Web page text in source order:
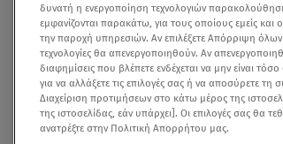
δυνατή η ενεργοποίηση τεχνολογιών
εμφανίζονται παρακάτω, για τους οποίους εμείς
την παροχή υπηρεσιών. Αν επιλέξετε Απόρριψη
τεχνολογίες θα απενεργοποιηθούν. Αν
διαφημίσεις που βλέπετε ενδέχεται να μην είναι
για να αλλάξετε τις επιλογές σας ή να αποσύρετε
Διαχείριση προτιμήσεων στο κάτω μέρος της
της ιστοσελίδας, εάν υπάρχει]. Οι επιλογές σας θα
ανατρέξτε στην Πολιτική Απορρήτου μας.